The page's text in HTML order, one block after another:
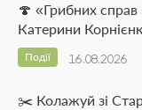
🍄 «Грибних
Катерини
16.08.2026
Події
✂️ Колажуй зі